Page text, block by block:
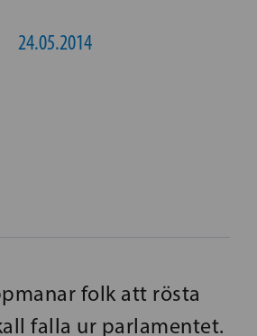
24.05.2014
folk att rösta
falla ur parlamentet.